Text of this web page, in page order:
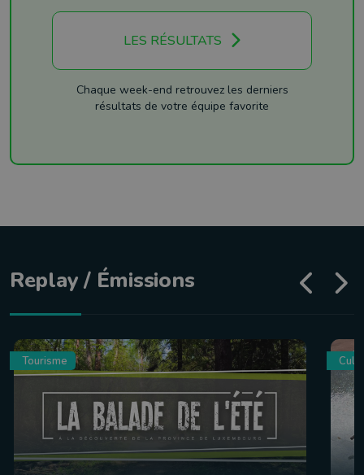
LES RÉSULTATS
Chaque week-end retrouvez les derniers
résultats de votre équipe favorite
Replay / Émissions
Tourisme